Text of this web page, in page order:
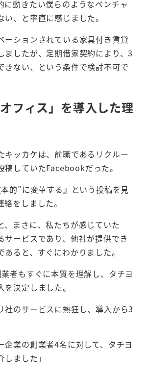
に動きたい僕らのようなベンチャ
、と率直に感じました。
ーションされている家具付き賃貸
ましたが、定期借家契約により、3
きない、という条件で検討不可で
フィス」を導入した理
キッカケは、前職であるリクルー
稿していたFacebookだった。
本的”に変革する』という投稿を見
をしました。
、まさに、私たちが感じていた
サービスであり、他社が提供でき
ると、すぐにわかりました。
者もすぐに本質を理解し、タチヨ
決定しました。
社のサービスに熱狂し、導入から3
企業の創業者4名に対して、タチヨ
ました」